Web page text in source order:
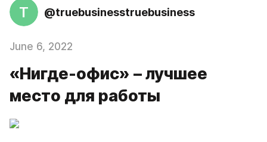
T @truebusinesstruebusiness
June 6, 2022
«Нигде-офис» – лучшее
место для работы